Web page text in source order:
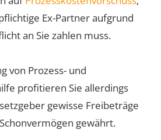
Ex-Partner aufgrund
an Sie zahlen muss.
von Prozess- und
profitieren Sie allerdings
gewisse Freibeträge
gewährt.